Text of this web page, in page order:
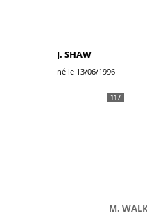
J. SHAW
né le 13/06/1996
117
M.